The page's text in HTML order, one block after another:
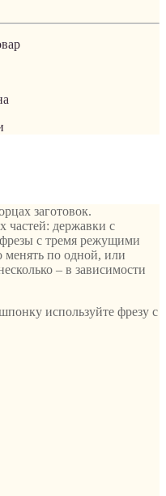
заготовок.
частей: державки с
с тремя режущими
по одной, или
– в зависимости
используйте фрезу с